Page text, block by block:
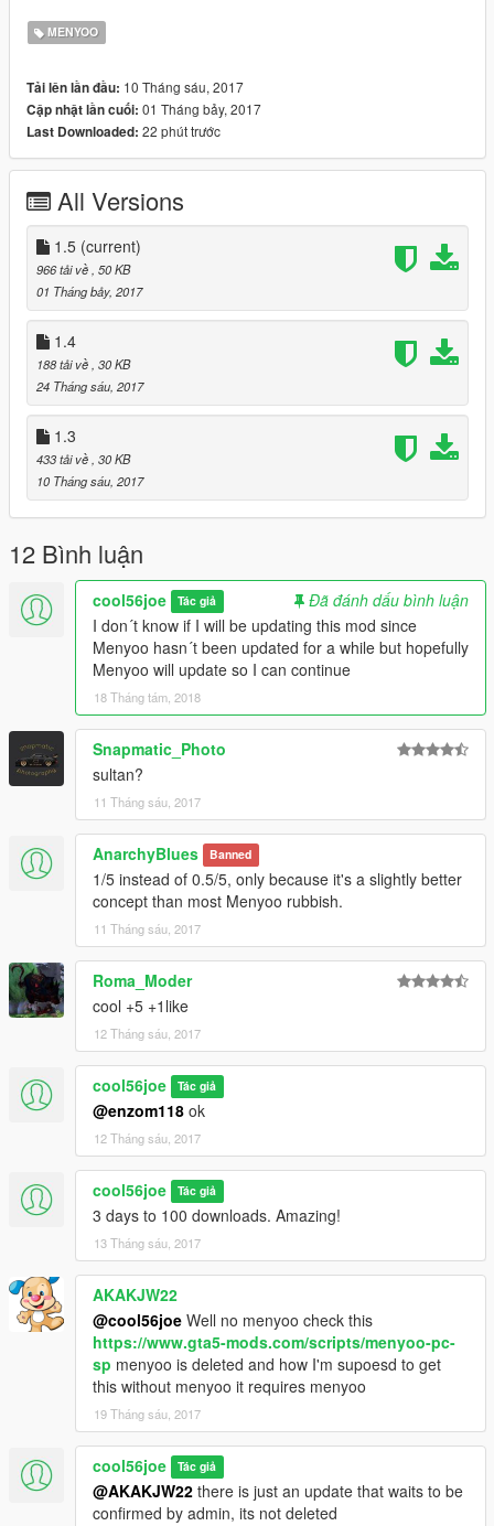
Added Bravado Buffalo, Übermacht Oracle and Übermacht
Changelog v 1.4 :
Added Felon GT and Redwood Gauntlet.
Changelog v 1.5 :
Added 6 new vehicles
What car should i do next? Write in comments.
MENYOO
Tải lên lần đầu: 10 Tháng sáu, 2017
Cập nhật lần cuối: 01 Tháng bảy, 2017
Last Downloaded: 22 phút trước
All Versions
1.5 (current)
966 tải về , 50 KB
01 Tháng bảy, 2017
1.4
188 tải về , 30 KB
24 Tháng sáu, 2017
1.3
433 tải về , 30 KB
10 Tháng sáu, 2017
12 Bình luận
cool56joe Tác giả
Đã đánh dấu bình luận
I don´t know if I will be updating this mod since
Menyoo hasn´t been updated for a while but hopefully
Menyoo will update so I can continue
18 Tháng tám, 2018
Snapmatic_Photo
sultan?
11 Tháng sáu, 2017
AnarchyBlues Banned
1/5 instead of 0.5/5, only because it's a slightly better
concept than most Menyoo rubbish.
11 Tháng sáu, 2017
Roma_Moder
cool +5 +1like
12 Tháng sáu, 2017
cool56joe Tác giả
@enzom118 ok
12 Tháng sáu, 2017
cool56joe Tác giả
3 days to 100 downloads. Amazing!
13 Tháng sáu, 2017
AKAKJW22
@cool56joe Well no menyoo check this
https://www.gta5-mods.com/scripts/menyoo-pc-
sp menyoo is deleted and how I'm supoesd to get
this without menyoo it requires menyoo
19 Tháng sáu, 2017
cool56joe Tác giả
@AKAKJW22 there is just an update that waits to be
confirmed by admin, its not deleted